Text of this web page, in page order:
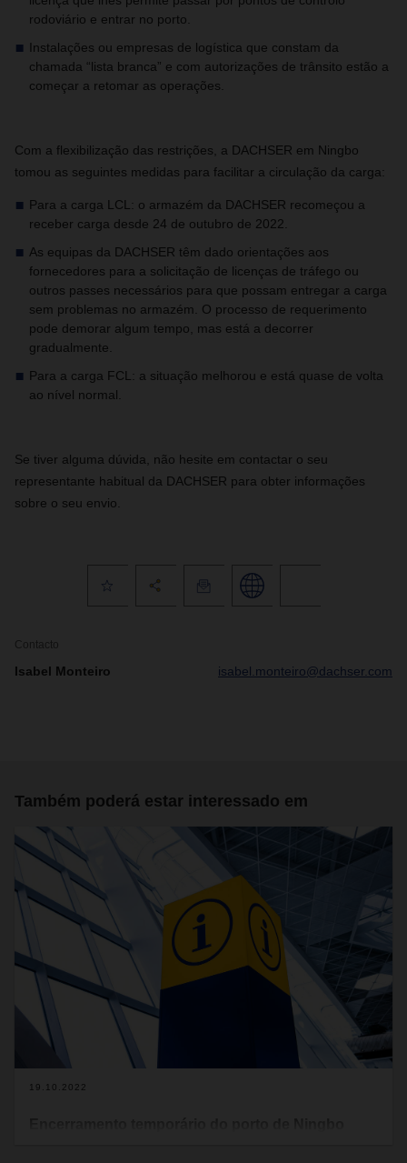
rodoviário e entrar no porto.
Instalações ou empresas de logística que constam da
chamada “lista branca” e com autorizações de trânsito estão a
começar a retomar as operações.
Com a flexibilização das restrições, a DACHSER em Ningbo
tomou as seguintes medidas para facilitar a circulação da carga:
Para a carga LCL: o armazém da DACHSER recomeçou a
receber carga desde 24 de outubro de 2022.
As equipas da DACHSER têm dado orientações aos
fornecedores para a solicitação de licenças de tráfego ou
outros passes necessários para que possam entregar a carga
sem problemas no armazém. O processo de requerimento
pode demorar algum tempo, mas está a decorrer
gradualmente.
Para a carga FCL: a situação melhorou e está quase de volta
ao nível normal.
Se tiver alguma dúvida, não hesite em contactar o seu
representante habitual da DACHSER para obter informações
sobre o seu envio.
Contacto
Isabel Monteiro isabel.monteiro@dachser.com
Também poderá estar interessado em
19.10.2022